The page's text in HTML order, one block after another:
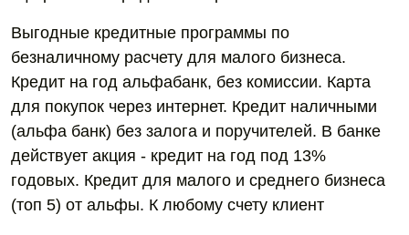
Выгодные кредитные программы по
безналичному расчету для малого бизнеса.
Кредит на год альфабанк, без комиссии. Карта
для покупок через интернет. Кредит наличными
(альфа банк) без залога и поручителей. В банке
действует акция - кредит на год под 13%
годовых. Кредит для малого и среднего бизнеса
(топ 5) от альфы. К любому счету клиент